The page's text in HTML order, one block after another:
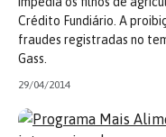
Crédito Fundiário. A
fraudes registradas no
Gass.
29/04/2014